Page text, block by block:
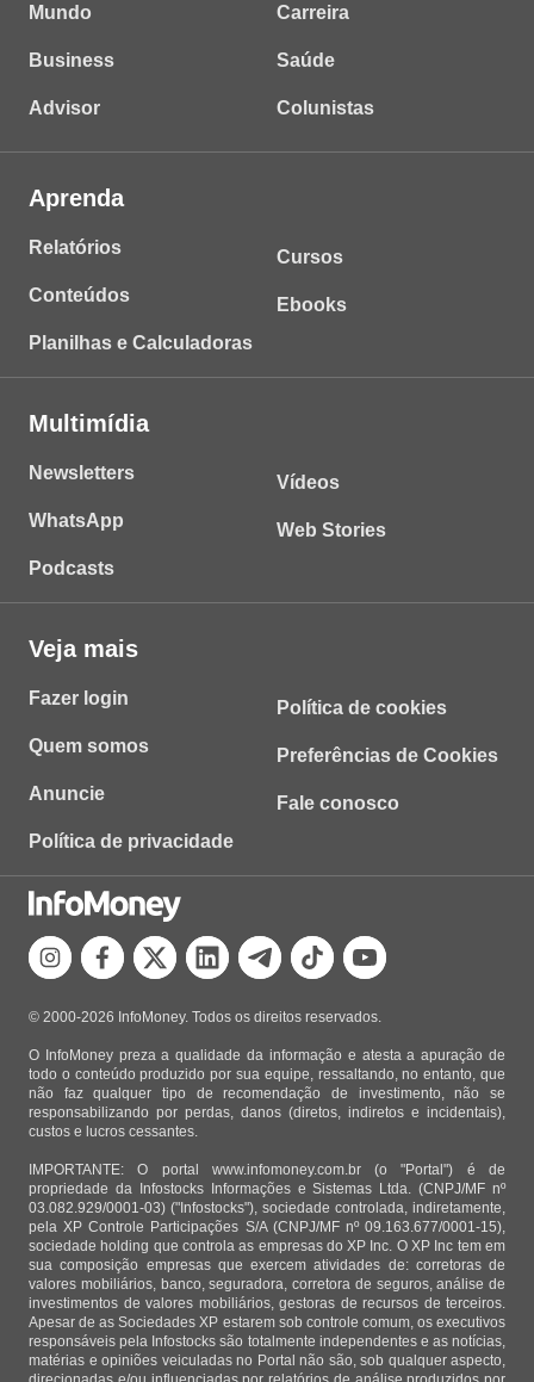
Mundo
Business
Advisor
Carreira
Saúde
Colunistas
Aprenda
Relatórios
Conteúdos
Planilhas e Calculadoras
Cursos
Ebooks
Multimídia
Newsletters
WhatsApp
Podcasts
Vídeos
Web Stories
Veja mais
Fazer login
Quem somos
Anuncie
Política de privacidade
Política de cookies
Preferências de Cookies
Fale conosco
© 2000-2026 InfoMoney. Todos os direitos reservados.
O InfoMoney preza a qualidade da informação e atesta a apuração de
todo o conteúdo produzido por sua equipe, ressaltando, no entanto, que
não faz qualquer tipo de recomendação de investimento, não se
responsabilizando por perdas, danos (diretos, indiretos e incidentais),
custos e lucros cessantes.
IMPORTANTE: O portal www.infomoney.com.br (o "Portal") é de
propriedade da Infostocks Informações e Sistemas Ltda. (CNPJ/MF nº
03.082.929/0001-03) ("Infostocks"), sociedade controlada, indiretamente,
pela XP Controle Participações S/A (CNPJ/MF nº 09.163.677/0001-15),
sociedade holding que controla as empresas do XP Inc. O XP Inc tem em
sua composição empresas que exercem atividades de: corretoras de
valores mobiliários, banco, seguradora, corretora de seguros, análise de
investimentos de valores mobiliários, gestoras de recursos de terceiros.
Apesar de as Sociedades XP estarem sob controle comum, os executivos
responsáveis pela Infostocks são totalmente independentes e as notícias,
matérias e opiniões veiculadas no Portal não são, sob qualquer aspecto,